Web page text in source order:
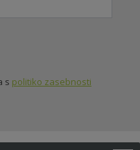
s politiko zasebnosti